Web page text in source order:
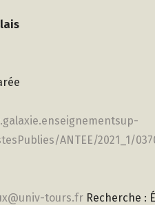
ANTEE/2021_1/
tours.fr Recherche :